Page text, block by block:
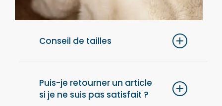
Conseil de tailles
conseillons de choisir une taille au-dessus
de votre taille habituelle.
Puis-je retourner un article
si je ne suis pas satisfait ?